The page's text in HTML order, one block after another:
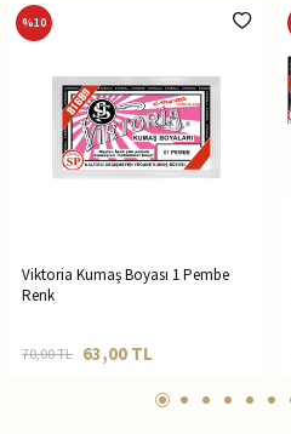
%10
Viktoria Kumaş Boyası 1 Pembe
Renk
70,00TL 63,00 TL